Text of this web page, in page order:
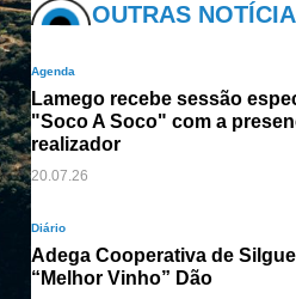
OUTRAS
Agenda
Lamego recebe sessão
"Soco A Soco" com a
realizador
20.07.26
Diário
Adega Cooperativa de
“Melhor Vinho” Dão